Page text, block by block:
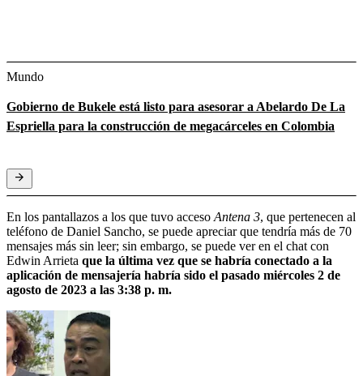
Mundo
Gobierno de Bukele está listo para asesorar a Abelardo De La
Espriella para la construcción de megacárceles en Colombia
En los pantallazos a los que tuvo acceso Antena 3, que pertenecen al
teléfono de Daniel Sancho, se puede apreciar que tendría más de 70
mensajes más sin leer; sin embargo, se puede ver en el chat con
Edwin Arrieta que la última vez que se habría conectado a la
aplicación de mensajería habría sido el pasado miércoles 2 de
agosto de 2023 a las 3:38 p. m.